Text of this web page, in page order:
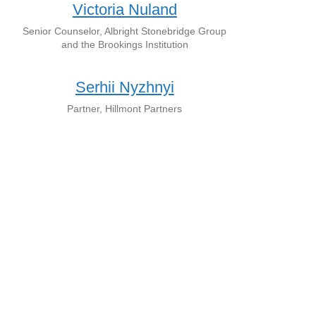
Victoria Nuland
Senior Counselor, Albright Stonebridge Group
and the Brookings Institution
Serhii Nyzhnyi
Partner, Hillmont Partners